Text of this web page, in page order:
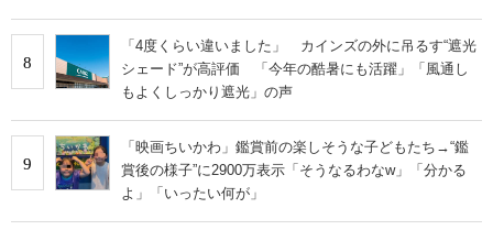
8
「4度くらい違いました」 カインズの外に吊るす“遮光
シェード”が高評価 「今年の酷暑にも活躍」「風通し
もよくしっかり遮光」の声
9
「映画ちいかわ」鑑賞前の楽しそうな子どもたち→“鑑
賞後の様子”に2900万表示「そうなるわなw」「分かる
よ」「いったい何が」